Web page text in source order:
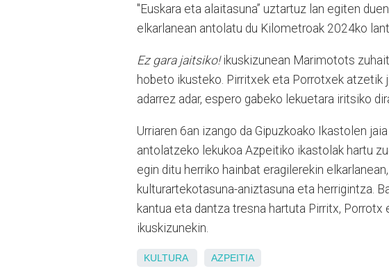
"Euskara eta alaitasuna” uztartuz lan egiten
elkarlanean antolatu du Kilometroak 2024ko
Ez gara jaitsiko! ikuskizunean Marimotots
hobeto ikusteko. Pirritxek eta Porrotxek
adarrez adar, espero gabeko lekuetara iritsiko
Urriaren 6an izango da Gipuzkoako Ikastolen
antolatzeko lekukoa Azpeitiko ikastolak hartu
egin ditu herriko hainbat eragilerekin
kulturartekotasuna-aniztasuna eta herrigintza.
kantua eta dantza tresna hartuta Pirritx,
ikuskizunekin.
KULTURA AZPEITIA